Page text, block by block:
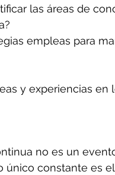
las áreas de
empleas para
y experiencias
no es un
único constante es